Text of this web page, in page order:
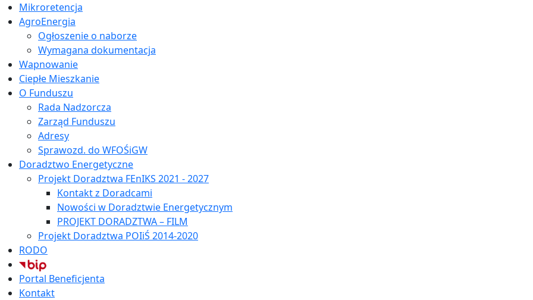
Mikroretencja
AgroEnergia
Ogłoszenie o naborze
Wymagana dokumentacja
Wapnowanie
Ciepłe Mieszkanie
O Funduszu
Rada Nadzorcza
Zarząd Funduszu
Adresy
Sprawozd. do WFOŚiGW
Doradztwo Energetyczne
Projekt Doradztwa FEnIKS 2021 - 2027
Kontakt z Doradcami
Nowości w Doradztwie Energetycznym
PROJEKT DORADZTWA – FILM
Projekt Doradztwa POIiŚ 2014-2020
RODO
Portal Beneficjenta
Kontakt